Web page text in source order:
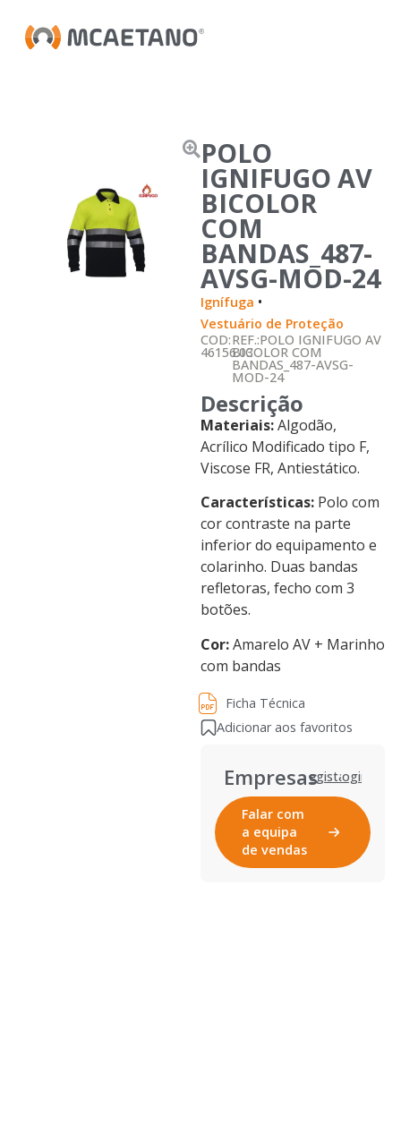
POLO
IGNIFUGO AV
BICOLOR
COM
BANDAS_487-
AVSG-MOD-24
Ignífuga •
Vestuário de Proteção
COD:
46156.03
REF.:POLO IGNIFUGO AV
BICOLOR COM
BANDAS_487-AVSG-
MOD-24
Descrição
Materiais:Algodão,
Acrílico Modificado tipo F,
Viscose FR, Antiestático.
Características: Polo com
cor contraste na parte
inferior do equipamento e
colarinho. Duas bandas
refletoras, fecho com 3
botões.
Cor:Amarelo AV + Marinho
com bandas
Ficha Técnica
Adicionar aos favoritos
EmpresasRegistarLogin
Falar com
a equipa
de vendas